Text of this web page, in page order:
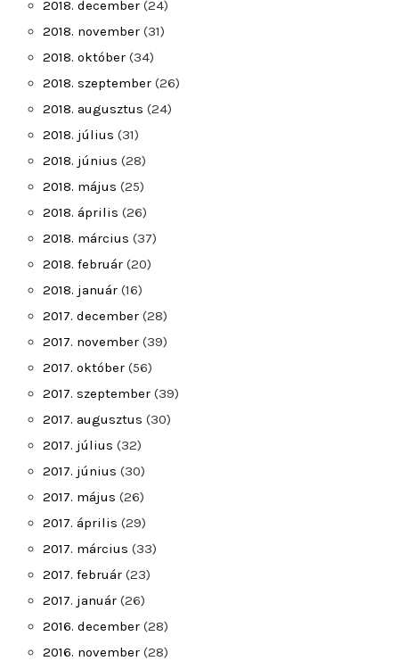
2018. december (24)
2018. november (31)
2018. október (34)
2018. szeptember (26)
2018. augusztus (24)
2018. július (31)
2018. június (28)
2018. május (25)
2018. április (26)
2018. március (37)
2018. február (20)
2018. január (16)
2017. december (28)
2017. november (39)
2017. október (56)
2017. szeptember (39)
2017. augusztus (30)
2017. július (32)
2017. június (30)
2017. május (26)
2017. április (29)
2017. március (33)
2017. február (23)
2017. január (26)
2016. december (28)
2016. november (28)